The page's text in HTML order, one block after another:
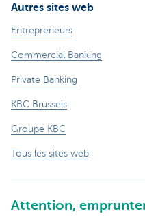
Autres sites web
Entrepreneurs
Commercial Banking
Private Banking
KBC Brussels
Groupe KBC
Tous les sites web
Attention,